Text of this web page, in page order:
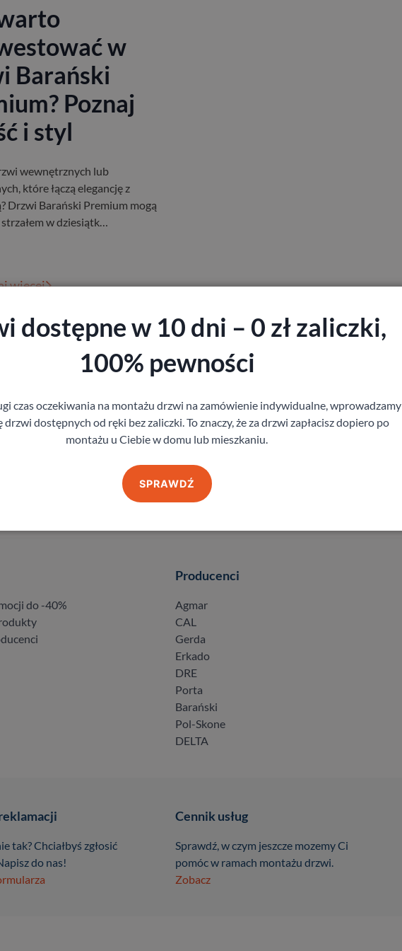
w
Barański
Poznaj
i styl
wewnętrznych lub
które łączą elegancję z
Drzwi Barański Premium mogą
strzałem w dziesiątk…
więcej
do -40%
Producenci
Agmar
CAL
Gerda
Erkado
DRE
Porta
Barański
Pol-Skone
DELTA
tak? Chciałbyś zgłosić
do nas!
Cennik usług
Sprawdź, w czym jeszcze mozemy Ci
pomóc w ramach montażu drzwi.
Zobacz
dostępne w 10 dni – 0 zł zaliczki,
100% pewności
czas oczekiwania na montażu drzwi na zamówienie indywidualne, wprowadzamy
dostępnych od ręki bez zaliczki. To znaczy, że za drzwi zapłacisz dopiero po
montażu u Ciebie w domu lub mieszkaniu.
SPRAWDŹ